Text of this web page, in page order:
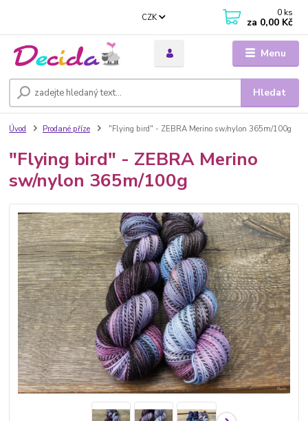
Menu
CZK
Hledat
0 ks
za 0,00 Kč
Úvod Prodané příze "Flying bird" - ZEBRA Merino sw/nylon 365m/100g
"Flying bird" - ZEBRA Merino
sw/nylon 365m/100g